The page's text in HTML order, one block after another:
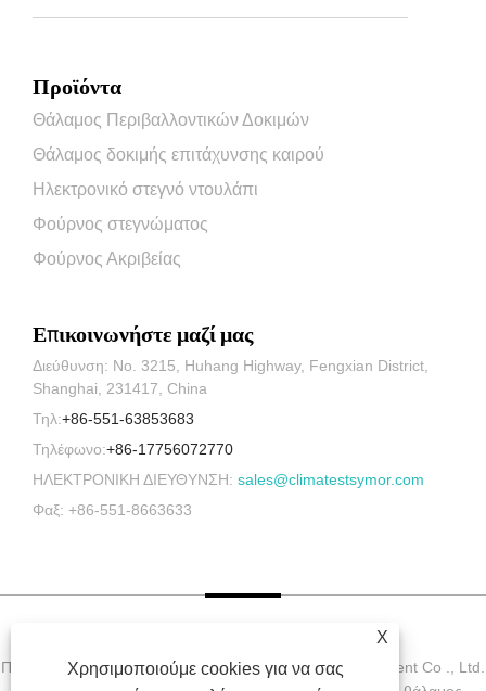
Προϊόντα
Θάλαμος Περιβαλλοντικών Δοκιμών
Θάλαμος δοκιμής επιτάχυνσης καιρού
Ηλεκτρονικό στεγνό ντουλάπι
Φούρνος στεγνώματος
Φούρνος Ακριβείας
Επικοινωνήστε μαζί μας
Διεύθυνση: No. 3215, Huhang Highway, Fengxian District,
Shanghai, 231417, China
Τηλ:+86-551-63853683
Τηλέφωνο:+86-17756072770
ΗΛΕΚΤΡΟΝΙΚΗ ΔΙΕΥΘΥΝΣΗ: sales@climatestsymor.com
Φαξ: +86-551-8663633
Πνευματικά δικαιώματα © 2022 Symor Instrument Equipment Co ., Ltd.
X
Χρησιμοποιούμε cookies για να σας